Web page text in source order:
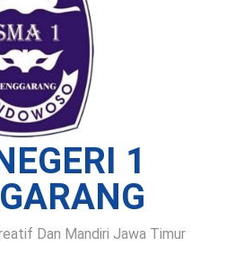
1
Dan Mandiri Jawa Timur